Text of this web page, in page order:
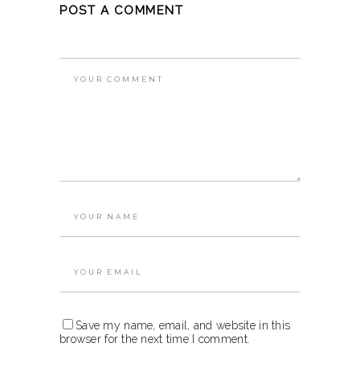
POST A COMMENT
Save my name, email, and website in this
browser for the next time I comment.